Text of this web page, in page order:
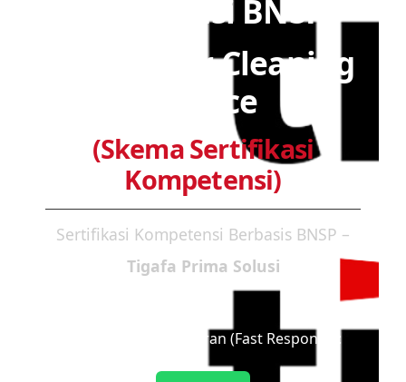
Sertifikasi BNSP
Supervisor Cleaning
Service
(Skema Sertifikasi
Kompetensi)
Sertifikasi Kompetensi Berbasis BNSP –
Tigafa Prima Solusi
Konsultasi Pendaftaran (Fast Response):